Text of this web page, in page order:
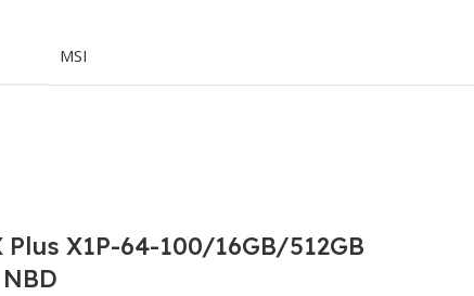
MSI
X1P-64-100/16GB/512GB